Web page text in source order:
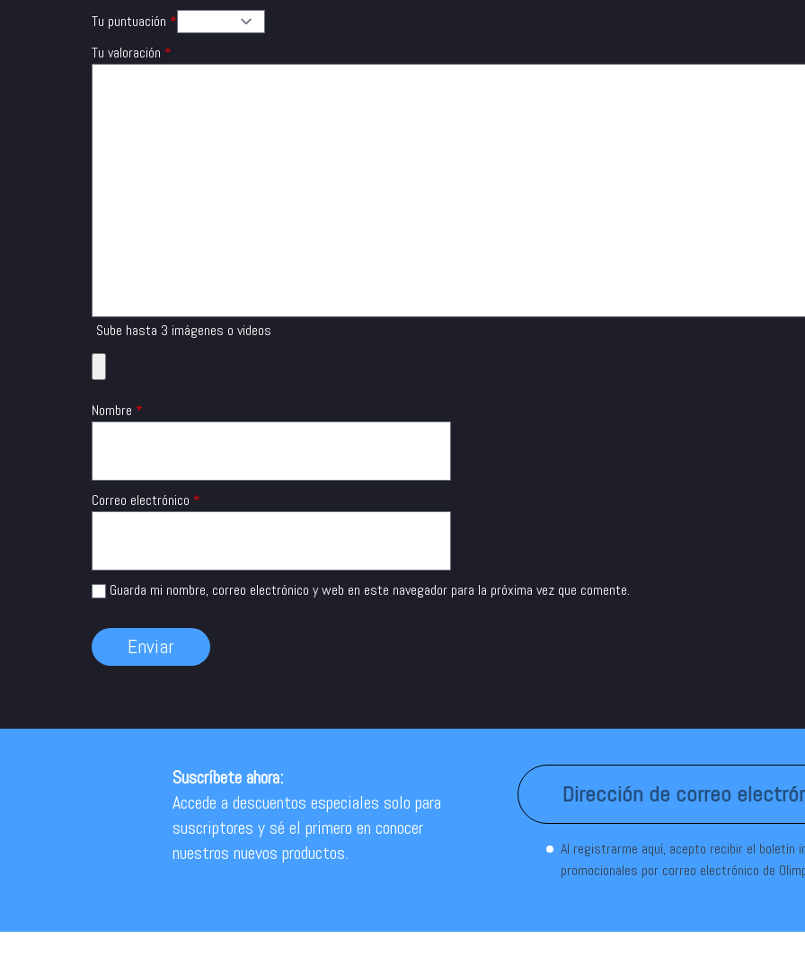
Tu puntuación *
Tu valoración *
Sube hasta 3 imágenes o videos
Nombre *
Correo electrónico *
Guarda mi nombre, correo electrónico y web en este navegador para la próxima vez que comente.
Suscríbete ahora:
Accede a descuentos especiales solo para
suscriptores y sé el primero en conocer
nuestros nuevos productos.
Al registrarme aquí, acepto recibir el boletín
promocionales por correo electrónico de